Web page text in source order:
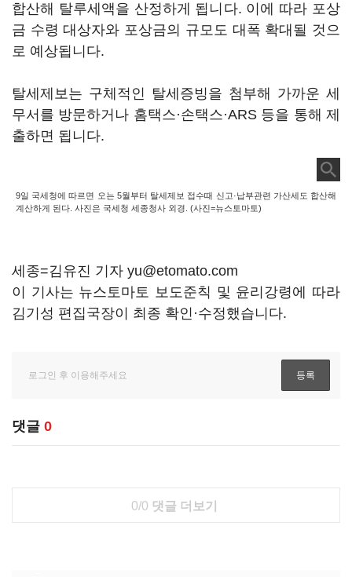
합산해 탈루세액을 산정하게 됩니다. 이에 따라 포상
금 수령 대상자와 포상금의 규모도 대폭 확대될 것으
로 예상됩니다.
탈세제보는 구체적인 탈세증빙을 첨부해 가까운 세
무서를 방문하거나 홈택스·손택스·ARS 등을 통해 제
출하면 됩니다.
9일 국세청에 따르면 오는 5월부터 탈세제보 접수때 신고·납부관련 가산세도 합산해
계산하게 된다. 사진은 국세청 세종청사 외경. (사진=뉴스토마토)
세종=김유진 기자 yu@etomato.com
이 기사는 뉴스토마토 보도준칙 및 윤리강령에 따라
김기성 편집국장이 최종 확인·수정했습니다.
댓글 0
0/0 댓글 더보기